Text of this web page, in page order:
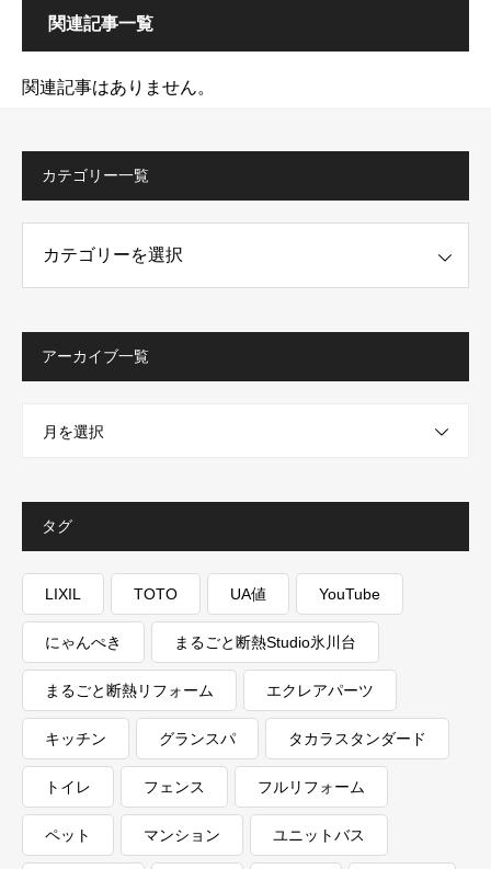
関連記事一覧
関連記事はありません。
カテゴリー一覧
アーカイブ一覧
月を選択
タグ
LIXIL TOTO UA値 YouTube
にゃんぺき まるごと断熱Studio氷川台
まるごと断熱リフォーム エクレアパーツ
キッチン グランスパ タカラスタンダード
トイレ フェンス フルリフォーム
ペット マンション ユニットバス